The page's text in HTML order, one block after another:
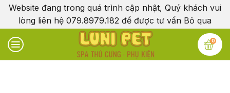
Website đang trong quá trình cập nhật, Quý khách vui
lòng liên hệ 079.8979.182 để được tư vấn Bỏ qua
0